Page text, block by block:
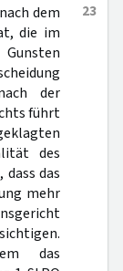
23
dem
die im
der
führt
des
das
mehr
das